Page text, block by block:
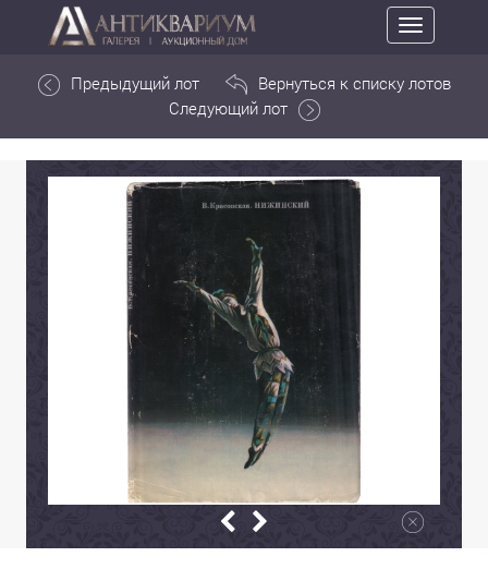
Toggle
navigation
Предыдущий лот
Вернуться к списку лотов
Следующий лот